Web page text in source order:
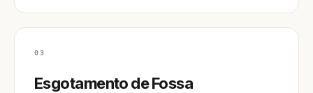
03
Esgotamento de Fossa